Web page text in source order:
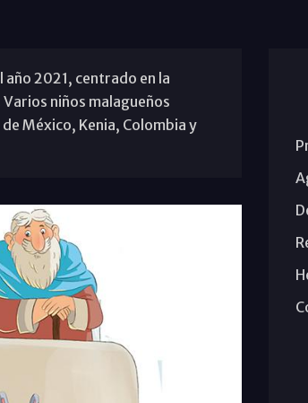
2021, centrado en la
niños malagueños
México, Kenia, Colombia y